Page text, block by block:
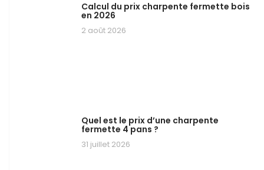
Calcul du prix charpente fermette bois
en 2026
2 août 2026
Quel est le prix d’une charpente
fermette 4 pans ?
31 juillet 2026